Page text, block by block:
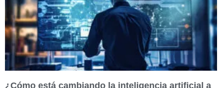
¿Cómo está cambiando la inteligencia artificial a